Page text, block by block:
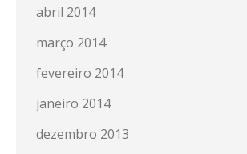
abril 2014
março 2014
fevereiro 2014
janeiro 2014
dezembro 2013